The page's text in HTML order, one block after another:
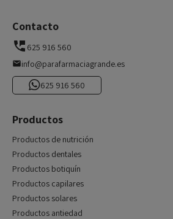
Contacto
625 916 560
info@parafarmaciagrande.es
625 916 560
Productos
Productos de nutrición
Productos dentales
Productos botiquín
Productos capilares
Productos solares
Productos antiedad